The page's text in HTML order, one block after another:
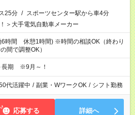
25分 / スポーツセンター駅から車4分
＞大手電気自動車メーカー
6時間 休憩1時間) ※時間の相談OK（終わり
間で調整OK）
長期 ※9月～！
代活躍中 / 副業・WワークOK / シフト勤務
応募する 詳細へ